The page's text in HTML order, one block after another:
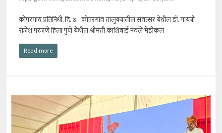
कोपरगांव प्रतिनिधी, दि. ७ : कोपरगांव तालुक्यातील संवत्सर येथील डॉ. गायत्री
राजेश परजणे हिला पुणे येथील श्रीमती काशिबाई नवले मेडीकल
Read more